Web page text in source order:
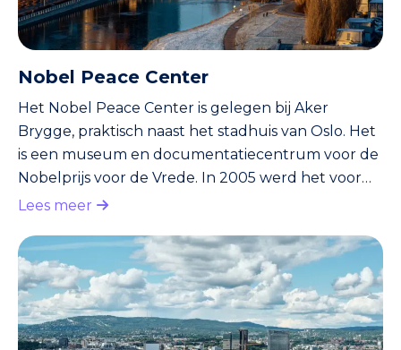
Nobel Peace Center
Het Nobel Peace Center is gelegen bij Aker
Brygge, praktisch naast het stadhuis van Oslo. Het
is een museum en documentatiecentrum voor de
Nobelprijs voor de Vrede. In 2005 werd het voor
het eerst geopend. Sindsdien wordt de Nobelprijs
uitgereikt. Je kunt hier terecht voor wisselende
tentoonstellingen en actuele documentaires.
Daarnaast vind je er ook nog films, lezingen en nog
veel meer! In dit museum leer je meer over de
winnaars van de Nobelpri
Lees meer